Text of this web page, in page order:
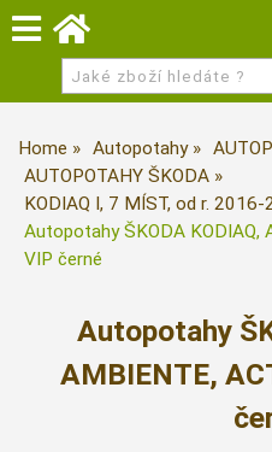
Home Autopotahy
AUTOPOTAHY ŠKODA
KODIAQ I, 7 MÍST, od r. 2016-
Autopotahy ŠKODA KODIAQ,
VIP černé
Autopotahy
AMBIENTE,